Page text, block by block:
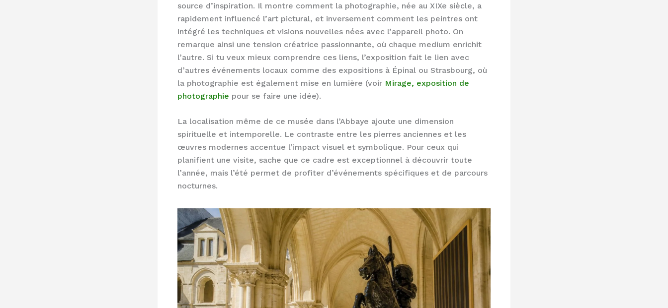
source d’inspiration. Il montre comment la photographie, née au XIXe siècle, a
rapidement influencé l’art pictural, et inversement comment les peintres ont
intégré les techniques et visions nouvelles nées avec l’appareil photo. On
remarque ainsi une tension créatrice passionnante, où chaque medium enrichit
l’autre. Si tu veux mieux comprendre ces liens, l’exposition fait le lien avec
d’autres événements locaux comme des expositions à Épinal ou Strasbourg, où
la photographie est également mise en lumière (voir Mirage, exposition de
photographie pour se faire une idée).
La localisation même de ce musée dans l’Abbaye ajoute une dimension
spirituelle et intemporelle. Le contraste entre les pierres anciennes et les
œuvres modernes accentue l’impact visuel et symbolique. Pour ceux qui
planifient une visite, sache que ce cadre est exceptionnel à découvrir toute
l’année, mais l’été permet de profiter d’événements spécifiques et de parcours
nocturnes.